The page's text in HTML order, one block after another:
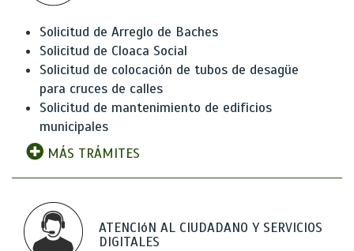
Solicitud de Arreglo de Baches
Solicitud de Cloaca Social
Solicitud de colocación de tubos de desagüe
para cruces de calles
Solicitud de mantenimiento de edificios
municipales
MÁS TRÁMITES
ATENCIóN AL CIUDADANO Y SERVICIOS
DIGITALES